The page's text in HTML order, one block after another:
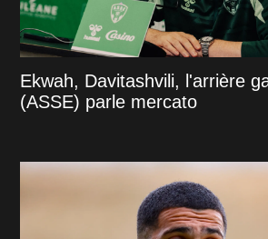
Ekwah, Davitashvili, l'arrière
(ASSE) parle mercato